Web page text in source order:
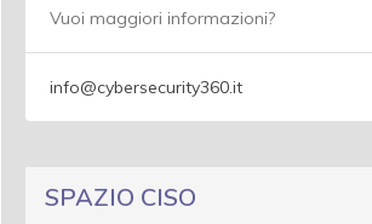
Vuoi maggiori informazioni?
info@cybersecurity360.it
SPAZIO CISO